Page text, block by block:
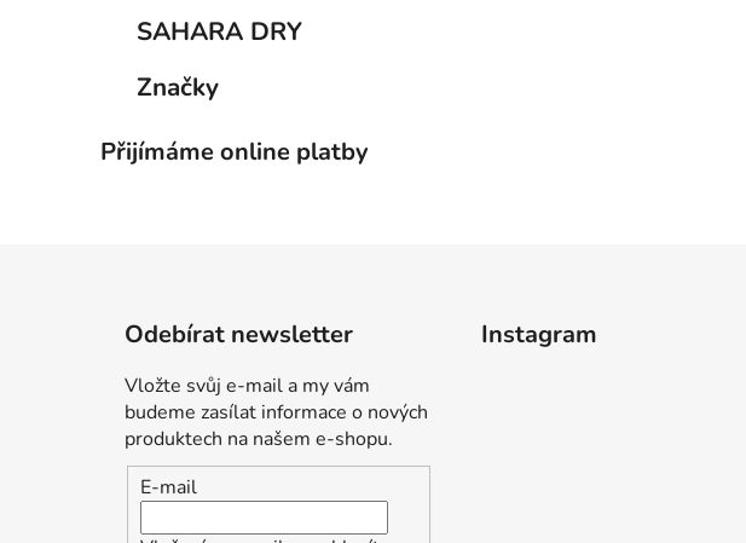
SAHARA DRY
Značky
Přijímáme online platby
Odebírat newsletter
Vložte svůj e-mail a my vám
budeme zasílat informace o nových
produktech na našem e-shopu.
E-mail
Instagram